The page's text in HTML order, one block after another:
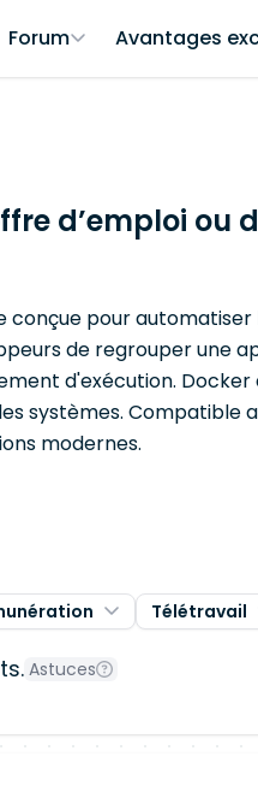
Forum Avantages
d’emploi ou
pour
de regrouper une
d'exécution.
systèmes. Compatible
modernes.
Télétravail
Astuces